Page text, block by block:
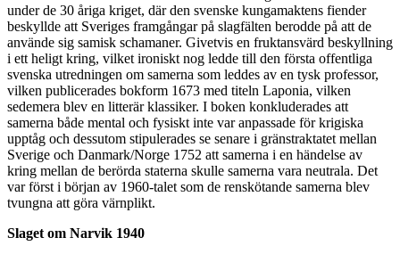
under de 30 åriga kriget, där den svenske kungamaktens fiender
beskyllde att Sveriges framgångar på slagfälten berodde på att de
använde sig samisk schamaner. Givetvis en fruktansvärd beskyllning
i ett heligt kring, vilket ironiskt nog ledde till den första offentliga
svenska utredningen om samerna som leddes av en tysk professor,
vilken publicerades bokform 1673 med titeln Laponia, vilken
sedemera blev en litterär klassiker. I boken konkluderades att
samerna både mental och fysiskt inte var anpassade för krigiska
upptåg och dessutom stipulerades se senare i gränstraktatet mellan
Sverige och Danmark/Norge 1752 att samerna i en händelse av
kring mellan de berörda staterna skulle samerna vara neutrala. Det
var först i början av 1960-talet som de renskötande samerna blev
tvungna att göra värnplikt.
Slaget om Narvik 1940